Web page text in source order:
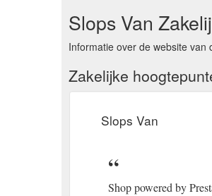
Slops Van
Informatie over de website van
Zakelijke
Slops Van
Shop powered by